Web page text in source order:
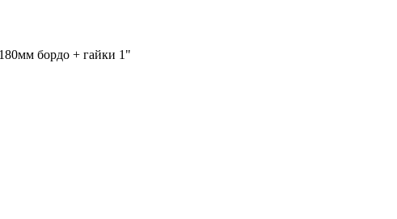
бордо + гайки 1"